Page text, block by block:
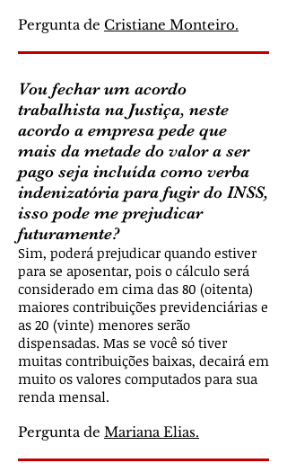
Pergunta de Cristiane Monteiro.
Vou fechar um acordo
trabalhista na Justiça, neste
acordo a empresa pede que
mais da metade do valor a ser
pago seja incluída como verba
indenizatória para fugir do INSS,
isso pode me prejudicar
futuramente?
Sim, poderá prejudicar quando estiver
para se aposentar, pois o cálculo será
considerado em cima das 80 (oitenta)
maiores contribuições previdenciárias e
as 20 (vinte) menores serão
dispensadas. Mas se você só tiver
muitas contribuições baixas, decairá em
muito os valores computados para sua
renda mensal.
Pergunta de Mariana Elias.